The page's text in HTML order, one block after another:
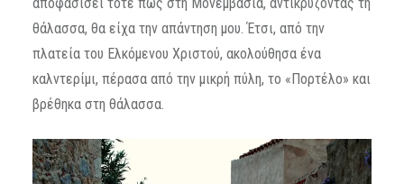
θάλασσα, θα είχα την απάντηση μου. Έτσι, από την
πλατεία του Ελκόμενου Χριστού, ακολούθησα ένα
καλντερίμι, πέρασα από την μικρή πύλη, το «Πορτέλο» και
βρέθηκα στη θάλασσα.